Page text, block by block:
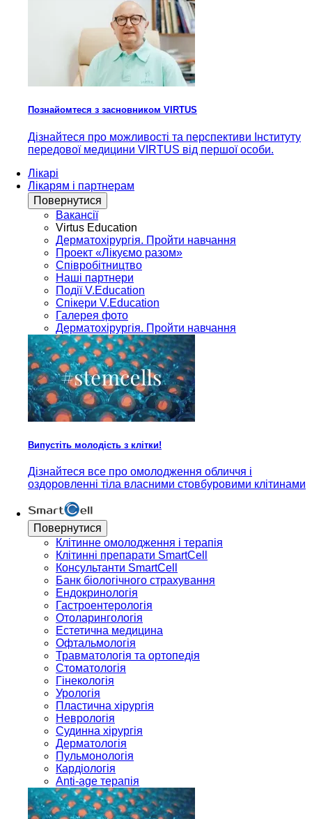
Познайомтеся з засновником VIRTUS
Дізнайтеся про можливості та перспективи Інституту
передової медицини VIRTUS від першої особи.
Лікарі
Лікарям і партнерам
Повернутися
Вакансії
Virtus Education
Дерматохірургія. Пройти навчання
Проект «Лікуємо разом»
Співробітництво
Наші партнери
Події V.Education
Спікери V.Education
Галерея фото
Дерматохірургія. Пройти навчання
Випустіть молодість з клітки!
Дізнайтеся все про омолодження обличчя і
оздоровленні тіла власними стовбуровими клітинами
Повернутися
Клітинне омолодження і терапія
Клітинні препарати SmartCell
Консультанти SmartCell
Банк бiологiчного страхування
Ендокринологія
Гастроентерологія
Отоларингологія
Естетична медицина
Офтальмологія
Травматологія та ортопедія
Стоматологія
Гінекологія
Урологія
Пластична хірургія
Неврологія
Судинна хірургія
Дерматологія
Пульмонологія
Кардiологія
Anti-age терапія